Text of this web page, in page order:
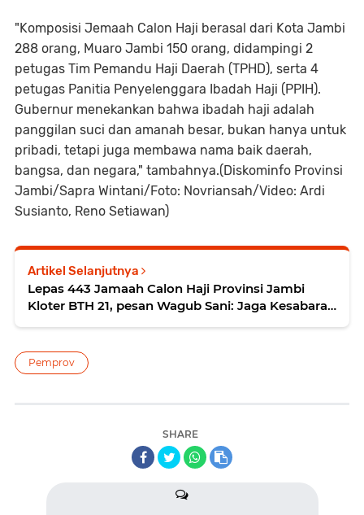
"Komposisi Jemaah Calon Haji berasal dari Kota Jambi
288 orang, Muaro Jambi 150 orang, didampingi 2
petugas Tim Pemandu Haji Daerah (TPHD), serta 4
petugas Panitia Penyelenggara Ibadah Haji (PPIH).
Gubernur menekankan bahwa ibadah haji adalah
panggilan suci dan amanah besar, bukan hanya untuk
pribadi, tetapi juga membawa nama baik daerah,
bangsa, dan negara," tambahnya.(Diskominfo Provinsi
Jambi/Sapra Wintani/Foto: Novriansah/Video: Ardi
Susianto, Reno Setiawan)
Artikel Selanjutnya
Lepas 443 Jamaah Calon Haji Provinsi Jambi
Kloter BTH 21, pesan Wagub Sani: Jaga Kesabaran
Pemprov
SHARE